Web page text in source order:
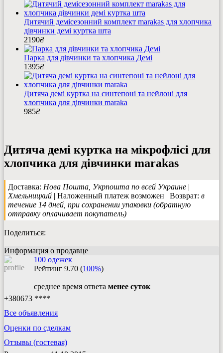
Дитячий демісезонний комплект marakas для хлопчика
дівчинки демі куртка шта
2190₴
Парка для дівчинки та хлопчика Демі
1395₴
Дитяча демі куртка на синтепоні та нейлоні для
хлопчика для дівчинки maraka
985₴
Дитяча демі куртка на мікрофлісі для
хлопчика для дівчинки marakas
Доставка: Нова Пошта, Укрпошта по всей Украине|
Хмельницкий| Наложенный платеж возможен | Возврат: в
течение 14 дней, при сохранении упаковки (обратную
отправку оплачивает покупатель)
Поделиться:
Информация о продавце
100 одежек
Рейтинг 9.70 (100%)
среднее время ответа менее суток
+380673 ****
Все объявления
Оценки по сделкам
Отзывы (гостевая)